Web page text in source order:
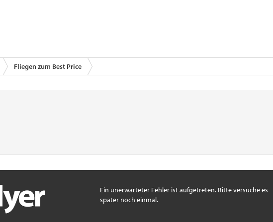
Fliegen zum Best Price
Ein unerwarteter Fehler ist aufgetreten. Bitte versuche es
später noch einmal.